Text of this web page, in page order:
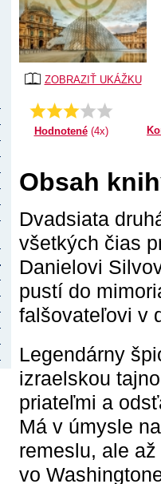
ZOBRAZIŤ UKÁŽKU
Priemer:
2.75
Hodnotené(4x)
Obsah
Dvadsiata
všetkých čias
Danielovi
pustí do
falšovateľovi v
Legendárny
izraelskou
priateľmi a
Má v úmysle
remeslu, ale
vo